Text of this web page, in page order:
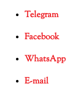
Telegram
Facebook
WhatsApp
E-mail